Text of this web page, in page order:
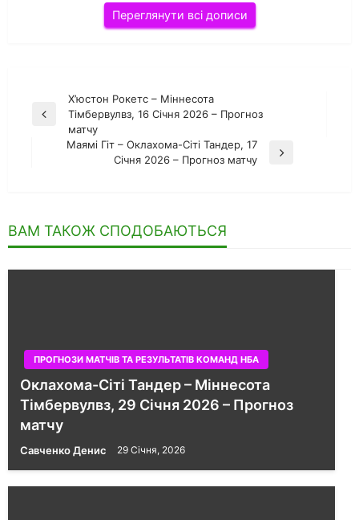
Переглянути всі дописи
Навігація
записів
Попередній
Х’юстон Рокетс – Міннесота
Тімбервулвз, 16 Січня 2026 – Прогноз
матчу
Маямі Гіт – Оклахома-Сіті Тандер, 17
Січня 2026 – Прогноз матчу
ВАМ ТАКОЖ СПОДОБАЮТЬСЯ
ПРОГНОЗИ МАТЧІВ ТА РЕЗУЛЬТАТІВ КОМАНД НБА
Оклахома-Сіті Тандер – Міннесота
Тімбервулвз, 29 Січня 2026 – Прогноз
матчу
Савченко Денис 29 Січня, 2026